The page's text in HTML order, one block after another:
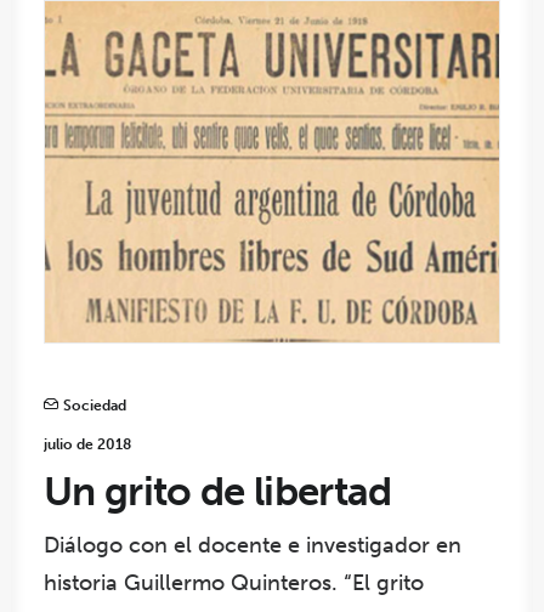
Sociedad
julio de 2018
Un grito de libertad
Diálogo con el docente e investigador en
historia Guillermo Quinteros. “El grito